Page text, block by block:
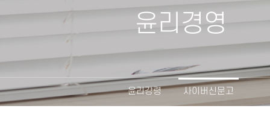
윤리경영
윤리강령 사이버신문고